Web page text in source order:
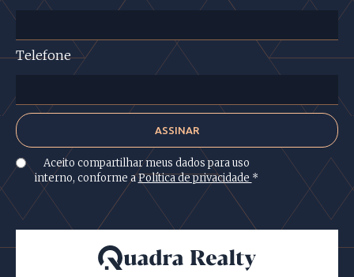
Telefone
Aceito compartilhar meus dados para uso
interno, conforme aPolítica de privacidade *